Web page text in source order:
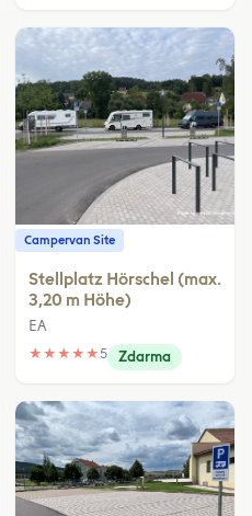
Campervan Site
Stellplatz Hörschel (max.
3,20 m Höhe)
EA
★ ★ ★ ★ ★5 Zdarma